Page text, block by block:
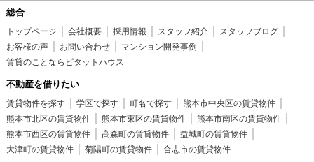
総合
トップページ 会社概要 採用情報 スタッフ紹介
スタッフブログ
お客様の声
お問い合わせ
マンション開発事例
賃貸のことならピタットハウス
不動産を借りたい
賃貸物件を探す 学区で探す 町名で探す
熊本市中央区の賃貸物件
熊本市北区の賃貸物件
熊本市東区の賃貸物件
熊本市南区の賃貸物件
熊本市西区の賃貸物件
高森町の賃貸物件
益城町の賃貸物件
大津町の賃貸物件
菊陽町の賃貸物件 合志市の賃貸物件